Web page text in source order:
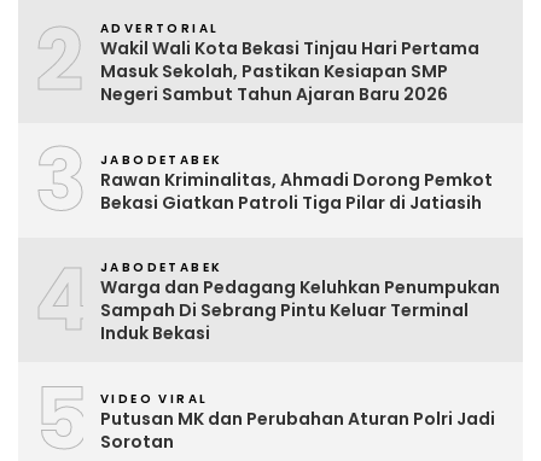
2 ADVERTORIAL
Wakil Wali Kota Bekasi Tinjau Hari Pertama
Masuk Sekolah, Pastikan Kesiapan SMP
Negeri Sambut Tahun Ajaran Baru 2026
3 JABODETABEK
Rawan Kriminalitas, Ahmadi Dorong Pemkot
Bekasi Giatkan Patroli Tiga Pilar di Jatiasih
4 JABODETABEK
Warga dan Pedagang Keluhkan Penumpukan
Sampah Di Sebrang Pintu Keluar Terminal
Induk Bekasi
5 VIDEO VIRAL
Putusan MK dan Perubahan Aturan Polri Jadi
Sorotan